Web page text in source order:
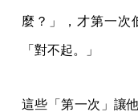
麼？」，才第一次
「對不起。」
這些「第一次」讓